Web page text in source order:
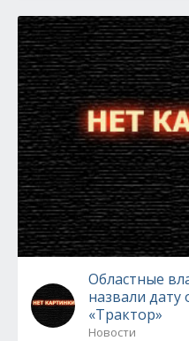
Областные
назвали
«Трактор»
Новости